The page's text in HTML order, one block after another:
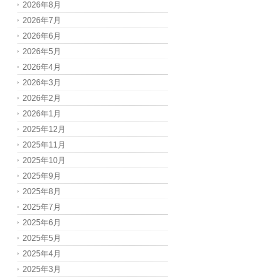
2026年8月
2026年7月
2026年6月
2026年5月
2026年4月
2026年3月
2026年2月
2026年1月
2025年12月
2025年11月
2025年10月
2025年9月
2025年8月
2025年7月
2025年6月
2025年5月
2025年4月
2025年3月